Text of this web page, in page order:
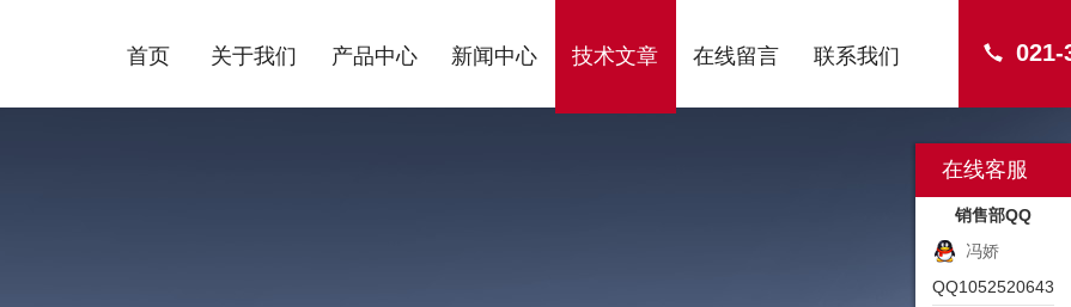
021-
首页 关于我们 产品中心 新闻中心 技术文章 在线留言 联系我们
在线客服
销售部QQ
冯娇
QQ1052520643